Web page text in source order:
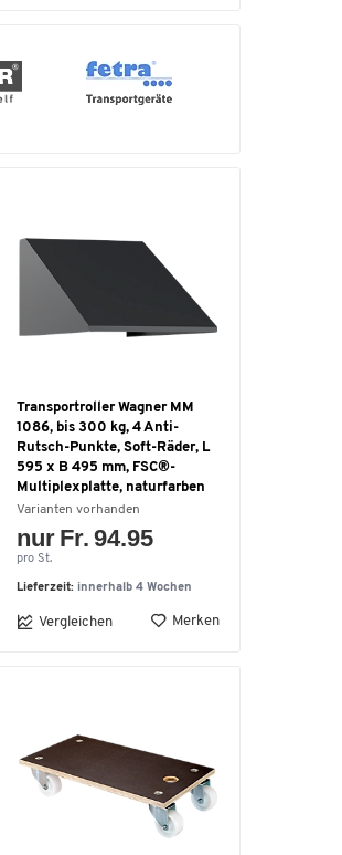
Transportroller Wagner MM
1086, bis 300 kg, 4 Anti-
Rutsch-Punkte, Soft-Räder, L
595 x B 495 mm, FSC®-
Multiplexplatte, naturfarben
Varianten vorhanden
nur Fr. 94.95
pro St.
Lieferzeit: innerhalb 4 Wochen
Vergleichen Merken